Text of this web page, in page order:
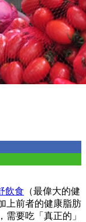
飲食 （最偉大的健
上前者的健康脂肪
要吃「真正的」